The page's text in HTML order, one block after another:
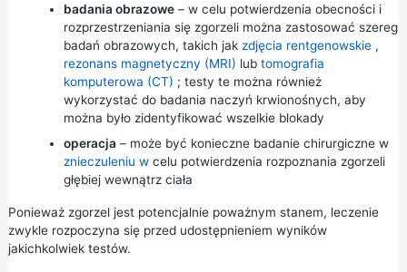
badania obrazowe– w celu potwierdzenia obecności i
rozprzestrzeniania się zgorzeli można zastosować szereg
badań obrazowych, takich jak zdjęcia rentgenowskie,
rezonans magnetyczny (MRI) lub tomografia
komputerowa (CT) ; testy te można również
wykorzystać do badania naczyń krwionośnych, aby
można było zidentyfikować wszelkie blokady
operacja – może być konieczne badanie chirurgiczne w
znieczuleniu wcelu potwierdzenia rozpoznania zgorzeli
głębiej wewnątrz ciała
Ponieważ zgorzel jest potencjalnie poważnym stanem, leczenie
zwykle rozpoczyna się przed udostępnieniem wyników
jakichkolwiek testów.